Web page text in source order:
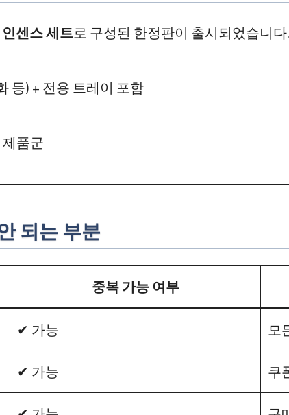
센스 세트로 구성된 한정판이 출시되었습니다.
등) + 전용 트레이 포함
품군
되는 부분
중복 가능 여부
✔ 가능
모
✔ 가능
쿠